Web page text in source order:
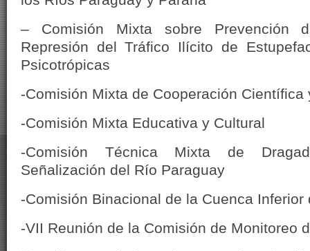
– Comisión Mixta sobre Prevención
Represión del Tráfico Ilícito de
Psicotrópicas
-Comisión Mixta de Cooperación Científica
-Comisión Mixta Educativa y Cultural
-Comisión Técnica Mixta de
Señalización del Río Paraguay
-Comisión Binacional de la Cuenca
-VII Reunión de la Comisión de Monitoreo